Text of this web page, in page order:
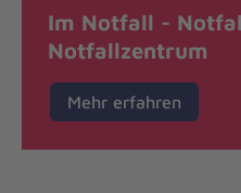
Im Notfall -
Notfallzentrum
Mehr erfahren